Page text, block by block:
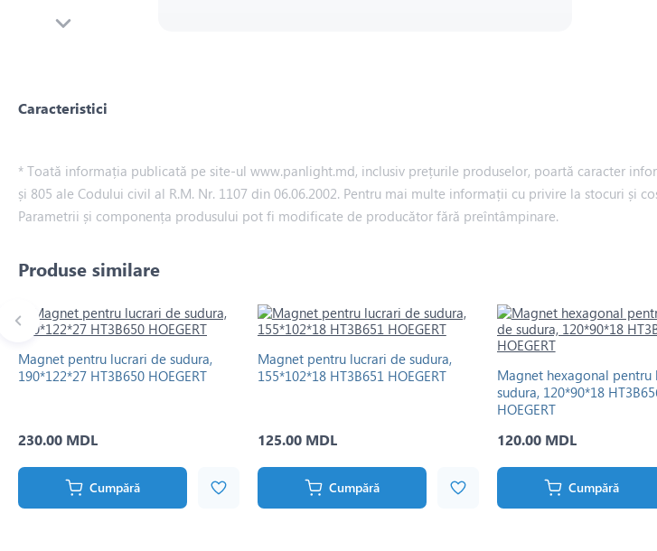
Caracteristici
* Toată informația publicată pe site-ul www.panlight.md, inclusiv prețurile produselor, poartă caracter
și 805 ale Codului civil al R.M. Nr. 1107 din 06.06.2002. Pentru mai multe informații cu privire la stocuri și
Parametrii și componența produsului pot fi modificate de producător fără preîntâmpinare.
Produse similare
Magnet pentru lucrari de sudura,
190*122*27 HT3B650 HOEGERT
230.00 MDL
Cumpără
Magnet pentru lucrari de sudura,
155*102*18 HT3B651 HOEGERT
125.00 MDL
Cumpără
Magnet hexagonal pentru
sudura, 120*90*18
HOEGERT
120.00 MDL
Cumpără